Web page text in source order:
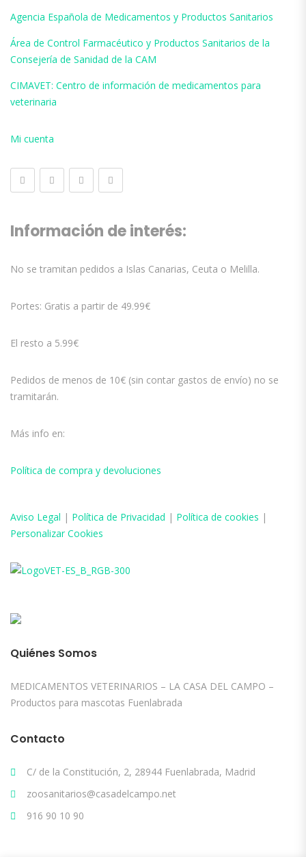
Agencia Española de Medicamentos y Productos Sanitarios
Área de Control Farmacéutico y Productos Sanitarios de la
Consejería de Sanidad de la CAM
CIMAVET: Centro de información de medicamentos para
veterinaria
Mi cuenta
Información de interés:
No se tramitan pedidos a Islas Canarias, Ceuta o Melilla.
Portes: Gratis a partir de 49.99€
El resto a 5.99€
Pedidos de menos de 10€ (sin contar gastos de envío) no se
tramitarán.
Más info en:
Política de compra y devoluciones
Aviso Legal | Política de Privacidad | Política de cookies |
Personalizar Cookies
Quiénes Somos
MEDICAMENTOS VETERINARIOS – LA CASA DEL CAMPO –
Productos para mascotas Fuenlabrada
Contacto
C/ de la Constitución, 2, 28944 Fuenlabrada, Madrid
zoosanitarios@casadelcampo.net
916 90 10 90